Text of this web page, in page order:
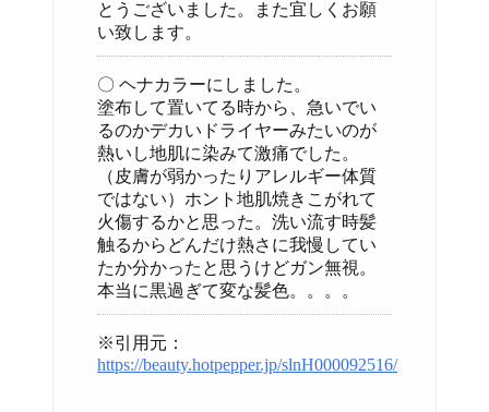
とうございました。また宜しくお願
い致します。
〇 ヘナカラーにしました。
塗布して置いてる時から、急いでい
るのかデカいドライヤーみたいのが
熱いし地肌に染みて激痛でした。
（皮膚が弱かったりアレルギー体質
ではない）ホント地肌焼きこがれて
火傷するかと思った。洗い流す時髪
触るからどんだけ熱さに我慢してい
たか分かったと思うけどガン無視。
本当に黒過ぎて変な髪色。。。。
※引用元：
https://beauty.hotpepper.jp/slnH000092516/